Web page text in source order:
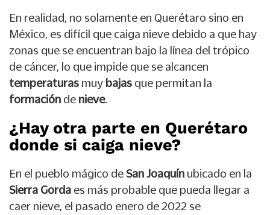
En realidad, no solamente en Querétaro sino en
México, es difícil que caiga nieve debido a que hay
zonas que se encuentran bajo la línea del trópico
de cáncer, lo que impide que se alcancen
temperaturas muy bajas que permitan la
formación de nieve.
¿Hay otra parte en Querétaro
donde si caiga nieve?
En el pueblo mágico de San Joaquín ubicado en la
Sierra Gorda es más probable que pueda llegar a
caer nieve, el pasado enero de 2022 se